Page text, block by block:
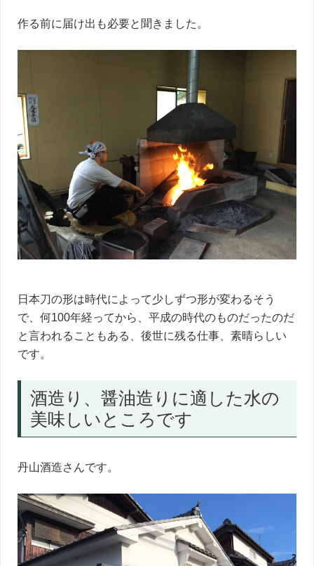
作る前に届け出も必要と聞きました。
日本刀の形は時代によって少しずつ形が変わるそう
で、何100年経ってから、平成の時代のものだったのだ
と言われることもある、後世に残る仕事、素晴らしい
です。
酒造り、醤油造りに適した水の
美味しいところです
丹山酒造さんです。